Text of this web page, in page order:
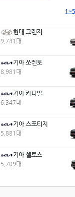
현대 그랜저
9,741대
기아 쏘렌토
8,981대
기아 카니발
6,347대
기아 스포티지
5,881대
기아 셀토스
5,709대